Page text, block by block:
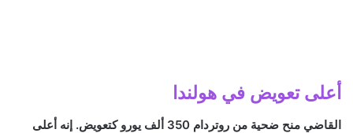
أعلى تعويض في هولندا
القاضي منح ضحية من روتردام 350 ألف يورو كتعويض. إنه أعلى